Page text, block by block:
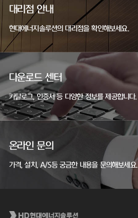
대리점 안내
현대에너지솔루션의 대리점을 확인해보세요.
다운로드 센터
카탈로그, 인증서 등 다양한 정보를 제공합니다.
온라인 문의
가격, 설치, A/S등 궁금한 내용을 문의해보세요.